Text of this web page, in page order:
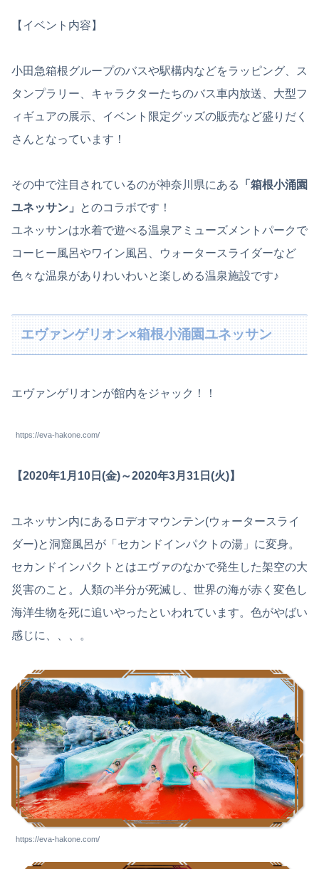
【イベント内容】
小田急箱根グループのバスや駅構内などをラッピング、ス
タンプラリー、キャラクターたちのバス車内放送、大型フ
ィギュアの展示、イベント限定グッズの販売など盛りだく
さんとなっています！
その中で注目されているのが神奈川県にある
「箱根小涌園
ユネッサン」
とのコラボです！
ユネッサンは水着で遊べる温泉アミューズメントパークで
コーヒー風呂やワイン風呂、ウォータースライダーなど
色々な温泉がありわいわいと楽しめる温泉施設です♪
エヴァンゲリオン×箱根小涌園ユネッサン
エヴァンゲリオンが館内をジャック！！
https://eva-hakone.com/
【2020年1月10日(金)～2020年3月31日(火)】
ユネッサン内にあるロデオマウンテン(ウォータースライ
ダー)と洞窟風呂が「セカンドインパクトの湯」に変身。
セカンドインパクトとはエヴァのなかで発生した架空の大
災害のこと。人類の半分が死滅し、世界の海が赤く変色し
海洋生物を死に追いやったといわれています。色がやばい
感じに、、、。
https://eva-hakone.com/